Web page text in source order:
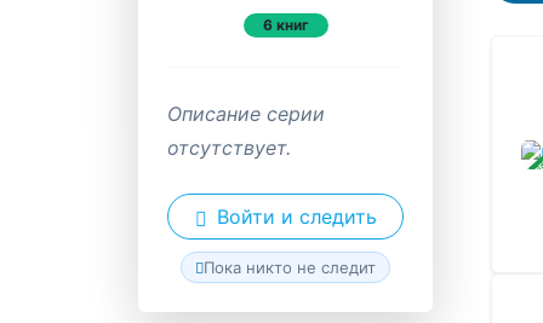
6 книг
Описание серии
отсутствует.
Войти и следить
Пока никто не следит